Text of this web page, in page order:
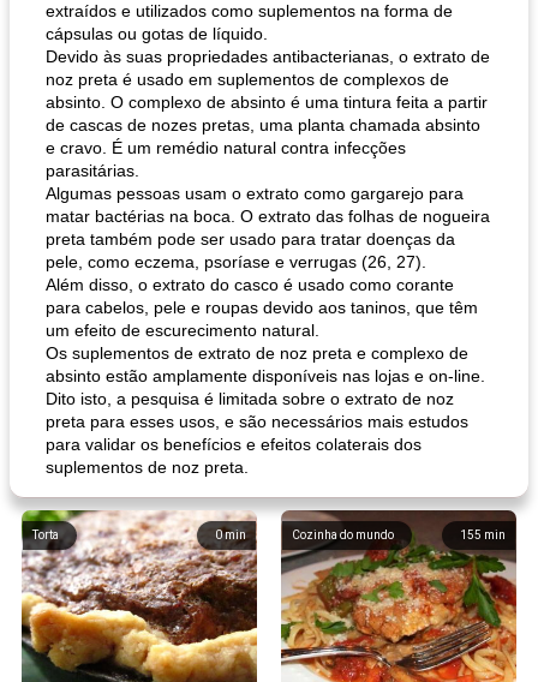
extraídos e utilizados como suplementos na forma de
cápsulas ou gotas de líquido.
Devido às suas propriedades antibacterianas, o extrato de
noz preta é usado em suplementos de complexos de
absinto. O complexo de absinto é uma tintura feita a partir
de cascas de nozes pretas, uma planta chamada absinto
e cravo. É um remédio natural contra infecções
parasitárias.
Algumas pessoas usam o extrato como gargarejo para
matar bactérias na boca. O extrato das folhas de nogueira
preta também pode ser usado para tratar doenças da
pele, como eczema, psoríase e verrugas (26, 27).
Além disso, o extrato do casco é usado como corante
para cabelos, pele e roupas devido aos taninos, que têm
um efeito de escurecimento natural.
Os suplementos de extrato de noz preta e complexo de
absinto estão amplamente disponíveis nas lojas e on-line.
Dito isto, a pesquisa é limitada sobre o extrato de noz
preta para esses usos, e são necessários mais estudos
para validar os benefícios e efeitos colaterais dos
suplementos de noz preta.
0min
Torta 155 min
Cozinha do mundo